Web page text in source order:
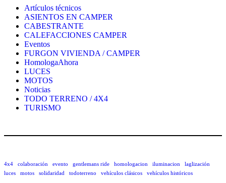
Artículos técnicos
ASIENTOS EN CAMPER
CABESTRANTE
CALEFACCIONES CAMPER
Eventos
FURGON VIVIENDA / CAMPER
HomologaAhora
LUCES
MOTOS
Noticias
TODO TERRENO / 4X4
TURISMO
4x4 colaboración evento gentlemans ride homologacion iluminacion
laglización
luces
motos solidaridad todoterreno vehículos clásicos vehículos históricos